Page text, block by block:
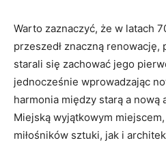
Warto zaznaczyć, że w latach
przeszedł znaczną
starali się zachować jego
jednocześnie wprowadzając
harmonia między starą a
Miejską wyjątkowym
miłośników sztuki, jak i